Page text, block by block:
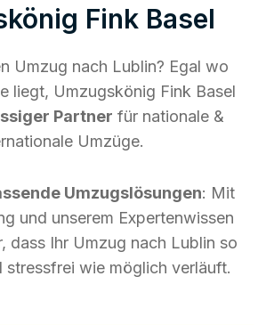
Fink Basel
Umzug nach Lublin? Egal wo
liegt, Umzugskönig Fink Basel
Partner für nationale &
Umzüge.
Umzugslösungen: Mit
und unserem Expertenwissen
dass Ihr Umzug nach Lublin so
stressfrei wie möglich verläuft.